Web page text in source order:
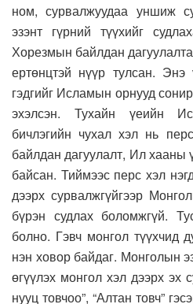
ном, сурвалжуудаа уншиж
эзэнт гүрний түүхийг
Хорезмын байлдан
ертөнцтэй нүүр тулсан.
гэдгийг Исламын орнууд
эхэлсэн. Тухайн үеийн
бичлэгийн чухал хэл нь
байлдан дагуулалт, Ил хааны
байсан. Тиймээс перс хэл
дээрх сурвалжгүйгээр
бүрэн судлах боломжгүй.
болно. Гэвч монгол түүхчид
нэн ховор байдаг. Монголын
өгүүлэх монгол хэл дээрх эх
нууц товчоо”, “Алтан товч”